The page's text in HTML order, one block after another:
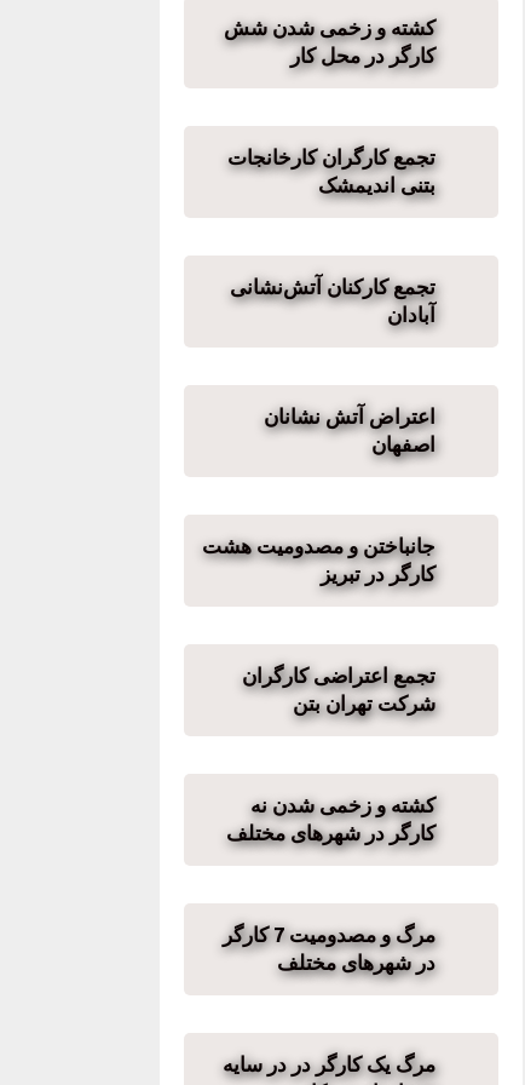
کشته و زخمی شدن شش
کارگر در محل کار
تجمع کارگران کارخانجات
بتنی اندیمشک
تجمع کارکنان آتش‌نشانی
آبادان
اعتراض آتش نشانان
اصفهان
جانباختن و مصدومیت هشت
کارگر در تبریز
تجمع اعتراضی کارگران
شرکت تهران بتن
کشته و زخمی شدن نه
کارگر در شهرهای مختلف
مرگ و مصدومیت 7 کارگر
در شهرهای مختلف
مرگ یک کارگر در در سایه